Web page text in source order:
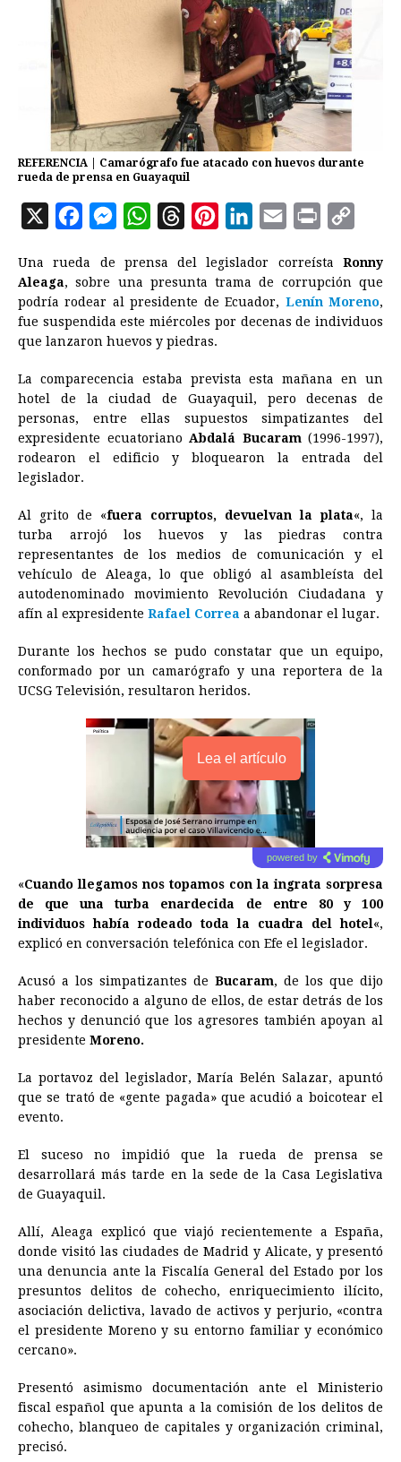
REFERENCIA | Camarógrafo fue atacado con huevos durante
rueda de prensa en Guayaquil
X
c
e
b
o
o
k
M
s
e
n
g
e
W
a
t
s
A
p
p
r
e
a
d
s
n
e
e
s
t
n
k
e
I
n
a
i
l
i
n
t
p
y
L
n
k
Una rueda de prensa del legislador correísta Ronny
Aleaga, sobre una presunta trama de corrupción que
podría rodear al presidente de Ecuador, Lenín Moreno,
fue suspendida este miércoles por decenas de individuos
que lanzaron huevos y piedras.
La comparecencia estaba prevista esta mañana en un
hotel de la ciudad de Guayaquil, pero decenas de
personas, entre ellas supuestos simpatizantes del
expresidente ecuatoriano Abdalá Bucaram(1996-1997),
rodearon el edificio y bloquearon la entrada del
legislador.
Al grito de «fuera corruptos, devuelvan la plata«, la
turba arrojó los huevos y las piedras contra
representantes de los medios de comunicación y el
vehículo de Aleaga, lo que obligó al asambleísta del
autodenominado movimiento Revolución Ciudadana y
afín al expresidente Rafael Correa a abandonar el lugar.
Durante los hechos se pudo constatar que un equipo,
conformado por un camarógrafo y una reportera de la
UCSG Televisión, resultaron heridos.
Lea el artículo
powered by
«Cuando llegamos nos topamos con la ingrata sorpresa
de que una turba enardecida de entre 80 y 100
individuos había rodeado toda la cuadra del hotel«,
explicó en conversación telefónica con Efe el legislador.
Acusó a los simpatizantes de Bucaram, de los que dijo
haber reconocido a alguno de ellos, de estar detrás de los
hechos y denunció que los agresores también apoyan al
presidente Moreno.
La portavoz del legislador, María Belén Salazar, apuntó
que se trató de «gente pagada» que acudió a boicotear el
evento.
El suceso no impidió que la rueda de prensa se
desarrollará más tarde en la sede de la Casa Legislativa
de Guayaquil.
Allí, Aleaga explicó que viajó recientemente a España,
donde visitó las ciudades de Madrid y Alicate, y presentó
una denuncia ante la Fiscalía General del Estado por los
presuntos delitos de cohecho, enriquecimiento ilícito,
asociación delictiva, lavado de activos y perjurio, «contra
el presidente Moreno y su entorno familiar y económico
cercano».
Presentó asimismo documentación ante el Ministerio
fiscal español que apunta a la comisión de los delitos de
cohecho, blanqueo de capitales y organización criminal,
precisó.